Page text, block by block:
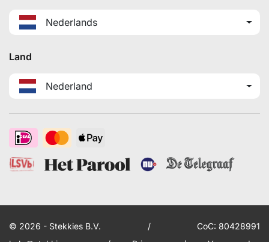
Nederlands
Land
Nederland
© 2026 - Stekkies B.V. /
CoC: 80428991